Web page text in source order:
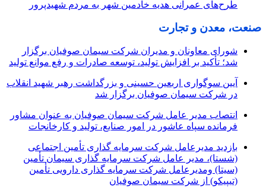
طرح‌های عمرانی هدیه خادمین شهر به مردم شهیدپرور
صنعت، معدن و تجارت
شورای معاونان و مدیران شرکت سیمان صوفیان برگزار
شد؛ تأکید بر افزایش تولید، توسعه صادرات و رفع موانع تولید
آیین سوگواری اربعین حسینی و بزرگداشت رهبر شهید انقلاب
در شرکت سیمان صوفیان برگزار شد
انتصاب مدیر عامل شرکت سیمان صوفیان به عنوان مشاور
فرمانده سپاه عاشور در امور صنایع، تولید و کارخانجات
بازدید مدیرعامل شرکت سرمایه گذاری تأمین اجتماعی
(شستا)، مدیر عامل شرکت سرمایه گذاری سیمان تأمین
(سیتا) ومدیرعامل شرکت سرمایه گذاری دارویی تأمین
(تیپیکو) از شرکت سیمان صوفیان